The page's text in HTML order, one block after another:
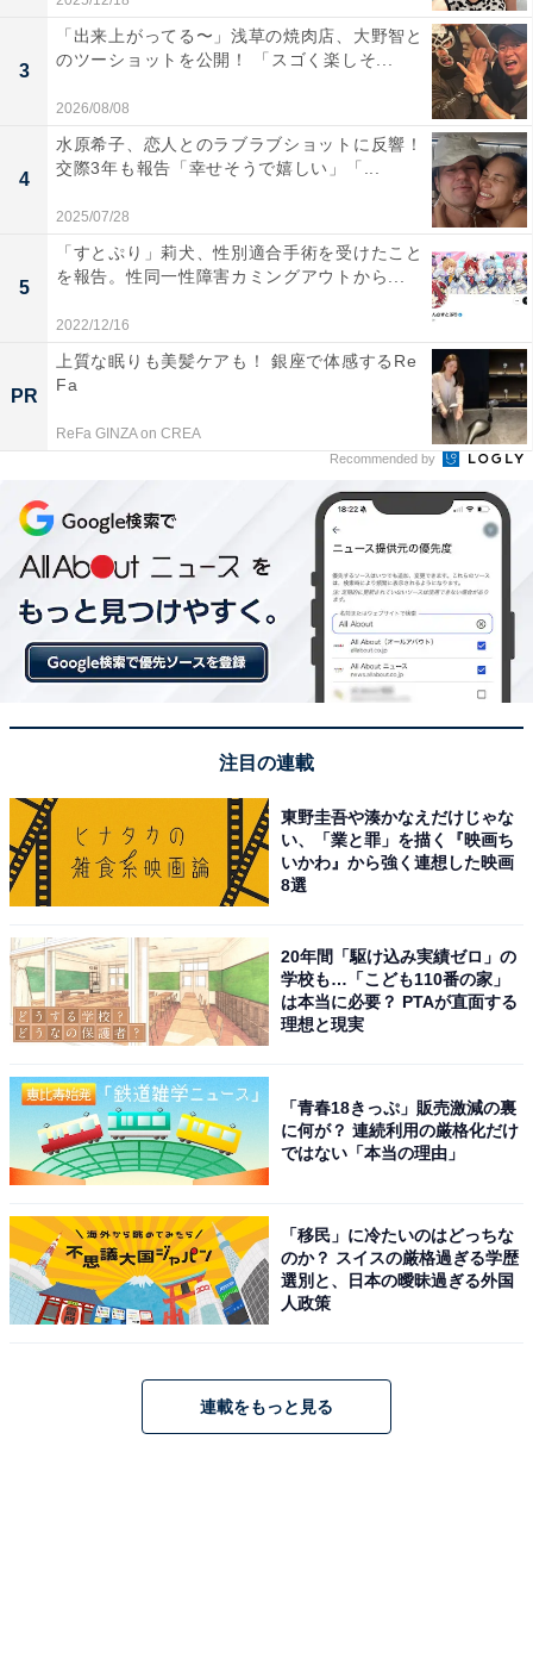
3
「出来上がってる〜」浅草の焼肉店、大野智と
のツーショットを公開！ 「スゴく楽しそ...
2026/08/08
4
水原希子、恋人とのラブラブショットに反響！
交際3年も報告「幸せそうで嬉しい」「...
2025/07/28
5
「すとぷり」莉犬、性別適合手術を受けたこと
を報告。性同一性障害カミングアウトから...
2022/12/16
PR
上質な眠りも美髪ケアも！ 銀座で体感するRe
Fa
ReFa GINZA on CREA
Recommended by
注目の連載
東野圭吾や湊かなえだけじゃな
い、「業と罪」を描く『映画ち
いかわ』から強く連想した映画
8選
20年間「駆け込み実績ゼロ」の
学校も…「こども110番の家」
は本当に必要？ PTAが直面する
理想と現実
「青春18きっぷ」販売激減の裏
に何が？ 連続利用の厳格化だけ
ではない「本当の理由」
「移民」に冷たいのはどっちな
のか？ スイスの厳格過ぎる学歴
選別と、日本の曖昧過ぎる外国
人政策
連載をもっと見る